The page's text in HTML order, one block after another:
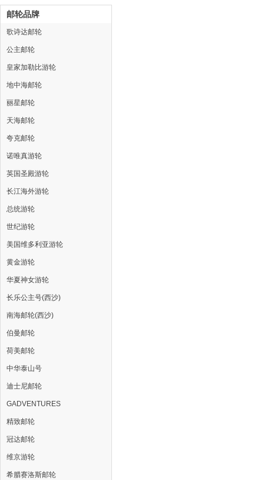
邮轮品牌
歌诗达邮轮
公主邮轮
皇家加勒比游轮
地中海邮轮
丽星邮轮
天海邮轮
夸克邮轮
诺唯真游轮
英国圣殿游轮
长江海外游轮
总统游轮
世纪游轮
美国维多利亚游轮
黄金游轮
华夏神女游轮
长乐公主号(西沙)
南海邮轮(西沙)
伯曼邮轮
荷美邮轮
中华泰山号
迪士尼邮轮
GADVENTURES
精致邮轮
冠达邮轮
维京游轮
希腊赛洛斯邮轮